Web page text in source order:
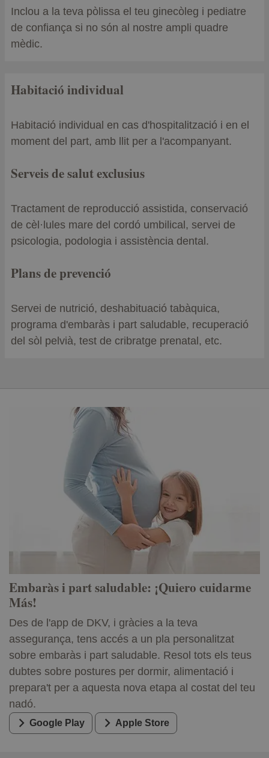
Inclou a la teva pòlissa el teu ginecòleg i pediatre
de confiança si no són al nostre ampli quadre
mèdic.
Habitació individual
Habitació individual en cas d'hospitalització i en el
moment del part, amb llit per a l'acompanyant.
Serveis de salut exclusius
Tractament de reproducció assistida, conservació
de cèl·lules mare del cordó umbilical, servei de
psicologia, podologia i assistència dental.
Plans de prevenció
Servei de nutrició, deshabituació tabàquica,
programa d'embaràs i part saludable, recuperació
del sòl pelvià, test de cribratge prenatal, etc.
Embaràs i part saludable: ¡Quiero cuidarme
Más!
Des de l'app de DKV, i gràcies a la teva
assegurança, tens accés a un pla personalitzat
sobre embaràs i part saludable. Resol tots els teus
dubtes sobre postures per dormir, alimentació i
prepara't per a aquesta nova etapa al costat del teu
nadó.
Google Play Apple Store